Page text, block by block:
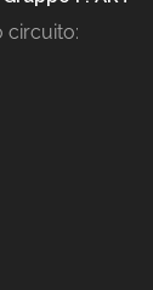
circuito: